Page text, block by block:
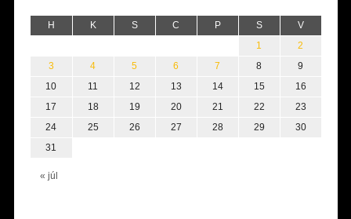
H K S C P S V
« júl
1
2
3
4 5 6 7 8
9
10
11 12 13 14 15
16
17
18 19 20 21 22
23
24
25 26 27 28 29
30
31